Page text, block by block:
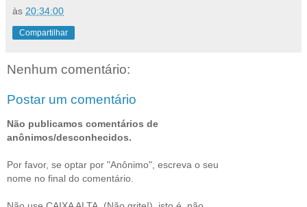
às 20:34:00
Compartilhar
Nenhum comentário:
Postar um comentário
Não publicamos comentários de
anônimos/desconhecidos.
Por favor, se optar por "Anônimo", escreva o seu
nome no final do comentário.